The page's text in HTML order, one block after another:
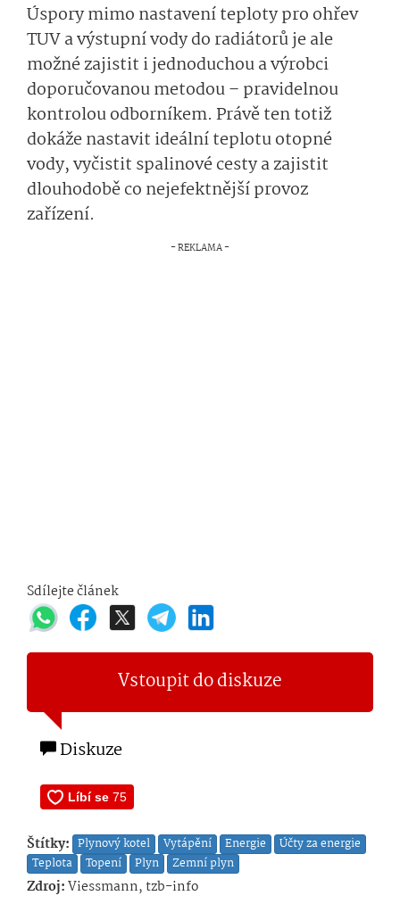
Úspory mimo nastavení teploty pro ohřev
TUV a výstupní vody do radiátorů je ale
možné zajistit i jednoduchou a výrobci
doporučovanou metodou – pravidelnou
kontrolou odborníkem. Právě ten totiž
dokáže nastavit ideální teplotu otopné
vody, vyčistit spalinové cesty a zajistit
dlouhodobě co nejefektnější provoz
zařízení.
Sdílejte článek
Vstoupit do diskuze
Diskuze
Štítky: Plynový kotel Vytápění Energie
Účty za energie
Teplota
Topení Plyn Zemní plyn
Zdroj:Viessmann, tzb-info